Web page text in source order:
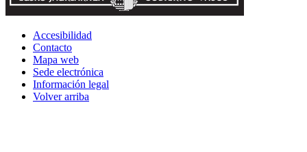
Accesibilidad
Contacto
Mapa web
Sede electrónica
Información legal
Volver arriba